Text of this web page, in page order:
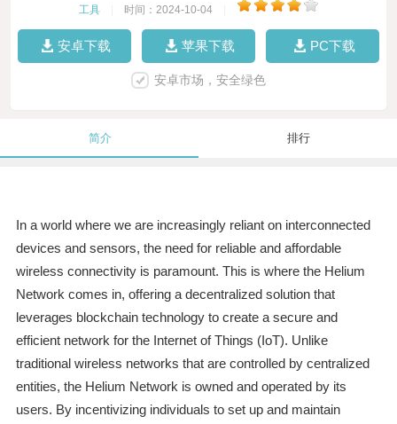
工具 时间：2024-10-04
安卓下载 苹果下载 PC下载
安卓市场，安全绿色
简介 排行
In a world where we are increasingly reliant on interconnected
devices and sensors, the need for reliable and affordable
wireless connectivity is paramount. This is where the Helium
Network comes in, offering a decentralized solution that
leverages blockchain technology to create a secure and
efficient network for the Internet of Things (IoT). Unlike
traditional wireless networks that are controlled by centralized
entities, the Helium Network is owned and operated by its
users. By incentivizing individuals to set up and maintain